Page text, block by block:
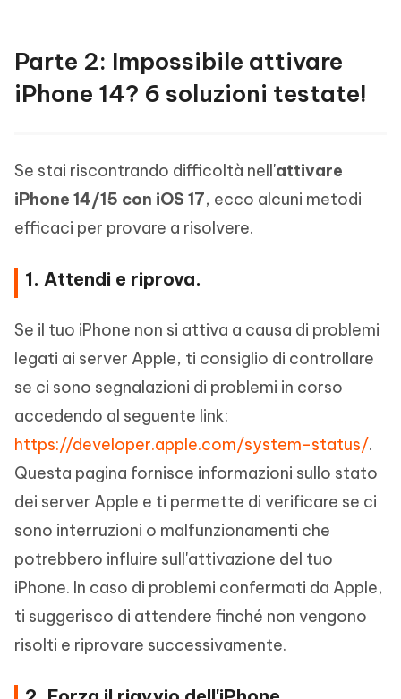
Parte 2: Impossibile attivare
iPhone 14? 6 soluzioni testate!
Se stai riscontrando difficoltà nell'attivare
iPhone 14/15 con iOS 17, ecco alcuni metodi
efficaci per provare a risolvere.
1. Attendi e riprova.
Se il tuo iPhone non si attiva a causa di problemi
legati ai server Apple, ti consiglio di controllare
se ci sono segnalazioni di problemi in corso
accedendo al seguente link:
https://developer.apple.com/system-status/.
Questa pagina fornisce informazioni sullo stato
dei server Apple e ti permette di verificare se ci
sono interruzioni o malfunzionamenti che
potrebbero influire sull'attivazione del tuo
iPhone. In caso di problemi confermati da Apple,
ti suggerisco di attendere finché non vengono
risolti e riprovare successivamente.